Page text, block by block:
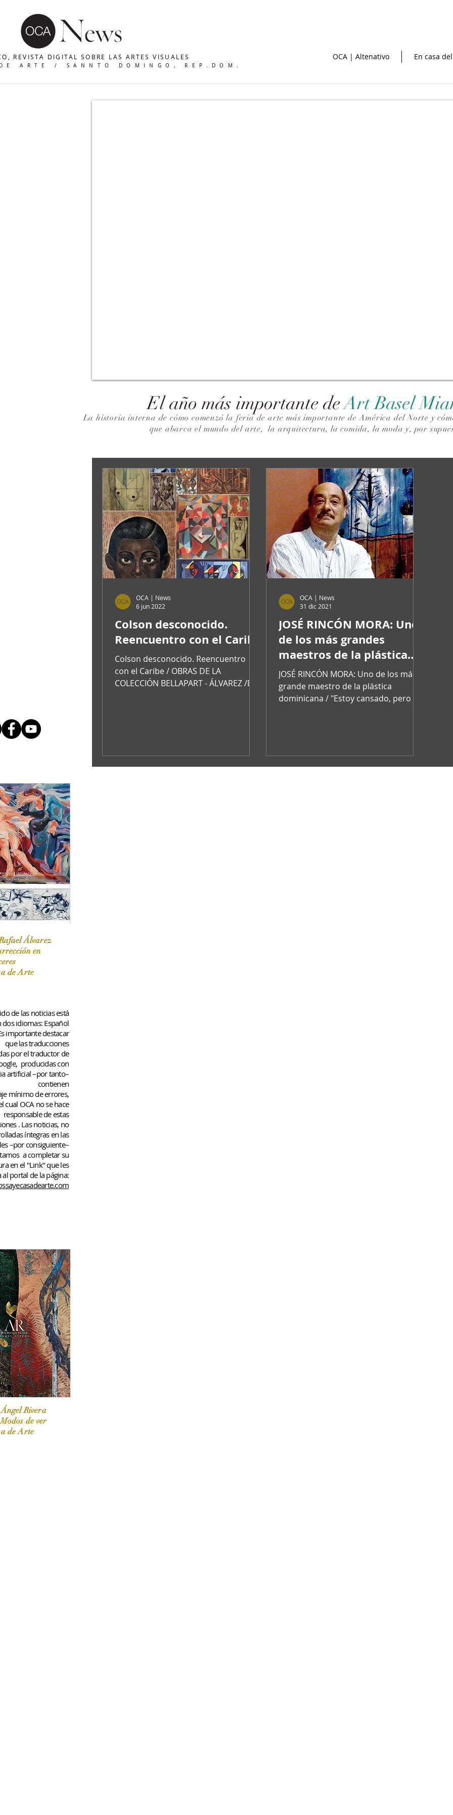
REVISTA DIGITAL SOBRE LAS ARTES VISUALES
DE ARTE / SANNTO DOMINGO, REP.DOM.
OCA | Altenativo En casa
El año más importante deArt Basel
La historia interna de cómo comenzó la feria de arte más importante de América del Norte y
que abarca el mundo del arte,la arquitectura, la comida, la moda y, por
Rivera
de ver
de Arte
de las noticias está
dos idiomas: Español
importante destacar
que las traducciones
por el traductor de
producidas con
artificial –por tanto–
contienen
mínimode errores,
cual OCA no se hace
responsable de estas
. Las noticias, no
íntegras en las
–por consiguiente–
a completar su
en el "Link" que les
portal de la página:
Colson desconocido.
Reencuentro con el Caribe
Colson desconocido. Reencuentro
con el Caribe / OBRAS DE LA
COLECCIÓN BELLAPART - ÁLVAREZ /En
OCA | News
6 jun 2022
JOSÉ RINCÓN MORA: Uno
de los más grandes
maestros de la plástica
dominicana
JOSÉ RINCÓN MORA: Uno de los más
grande maestro de la plástica
dominicana / "Estoy cansado, pero es
OCA | News
31 dic 2021
/ Marzo-Abril / 2024
Álvarez
en
de Arte